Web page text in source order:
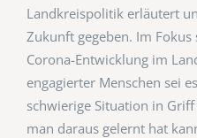
Landkreispolitik erläutert
Zukunft gegeben. Im
Corona-Entwicklung im
engagierter Menschen sei
schwierige Situation in
man daraus gelernt hat